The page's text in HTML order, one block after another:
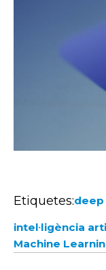
Etiquetes:deep
intel·ligència
Machine